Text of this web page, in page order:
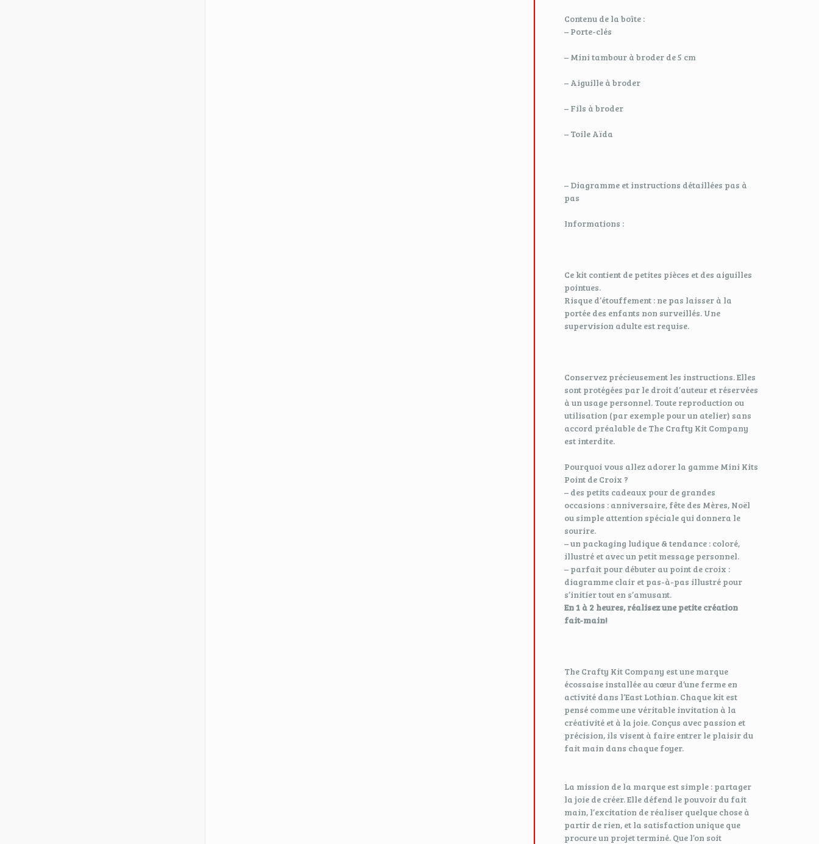
Contenu de la boîte :
– Porte-clés
– Mini tambour à broder de 5 cm
– Aiguille à broder
– Fils à broder
– Toile Aïda
– Diagramme et instructions détaillées pas à
pas
Informations :
Ce kit contient de petites pièces et des aiguilles
pointues.
Risque d’étouffement : ne pas laisser à la
portée des enfants non surveillés. Une
supervision adulte est requise.
Conservez précieusement les instructions. Elles
sont protégées par le droit d’auteur et réservées
à un usage personnel. Toute reproduction ou
utilisation (par exemple pour un atelier) sans
accord préalable de The Crafty Kit Company
est interdite.
Pourquoi vous allez adorer la gamme Mini Kits
Point de Croix ?
– des petits cadeaux pour de grandes
occasions : anniversaire, fête des Mères, Noël
ou simple attention spéciale qui donnera le
sourire.
– un packaging ludique & tendance : coloré,
illustré et avec un petit message personnel.
– parfait pour débuter au point de croix :
diagramme clair et pas-à-pas illustré pour
s’initier tout en s’amusant.
En 1 à 2 heures, réalisez une petite création
fait-main!
The Crafty Kit Company est une marque
écossaise installée au cœur d’une ferme en
activité dans l’East Lothian. Chaque kit est
pensé comme une véritable invitation à la
créativité et à la joie. Conçus avec passion et
précision, ils visent à faire entrer le plaisir du
fait main dans chaque foyer.
La mission de la marque est simple : partager
la joie de créer. Elle défend le pouvoir du fait
main, l’excitation de réaliser quelque chose à
partir de rien, et la satisfaction unique que
procure un projet terminé. Que l’on soit